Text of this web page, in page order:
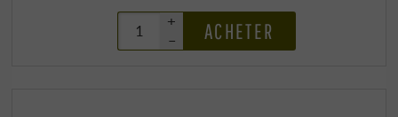
+
–
ACHETER